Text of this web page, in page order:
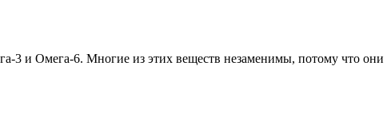
3 и Омега-6. Многие из этих веществ незаменимы, потому что они